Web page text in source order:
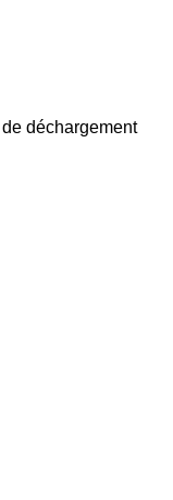
de déchargement